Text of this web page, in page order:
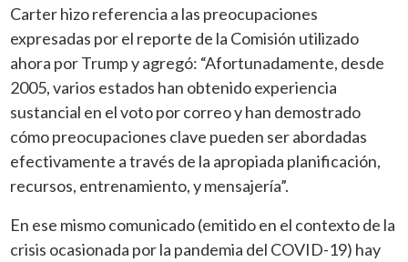
Carter hizo referencia a las preocupaciones
expresadas por el reporte de la Comisión utilizado
ahora por Trump y agregó: “Afortunadamente, desde
2005, varios estados han obtenido experiencia
sustancial en el voto por correo y han demostrado
cómo preocupaciones clave pueden ser abordadas
efectivamente a través de la apropiada planificación,
recursos, entrenamiento, y mensajería”.
En ese mismo comunicado (emitido en el contexto de la
crisis ocasionada por la pandemia del COVID-19) hay